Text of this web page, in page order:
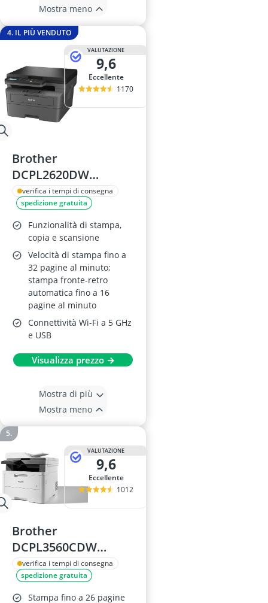
Mostra meno
4. IL PIÙ VENDUTO
VALUTAZIONE
9,6
Eccellente
1170
Brother
DCPL2620DW
Multifunzione Laser
3 in 1
verifica i tempi di consegna
spedizione gratuita
Funzionalità di stampa,
copia e scansione
Velocità di stampa fino a
32 pagine al minuto;
stampa fronte-retro
automatica fino a 16
pagine al minuto
Connettività Wi-Fi a 5 GHz
e USB
Visualizza prezzo →
Mostra di più
Mostra meno
VALUTAZIONE
9,6
Eccellente
1012
Brother
DCPL3560CDW
Multifunzione Led 3
in 1
verifica i tempi di consegna
spedizione gratuita
Stampa fino a 26 pagine